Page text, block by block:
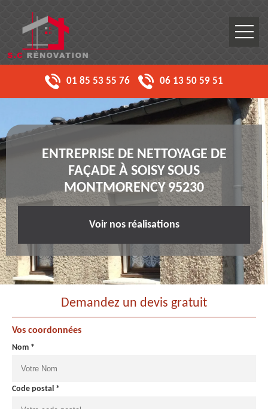
01 85 53 55 76 06 13 50 59 51
ENTREPRISE DE NETTOYAGE DE
FAÇADE À SOISY SOUS
MONTMORENCY 95230
Voir nos réalisations
Demandez un devis gratuit
Vos coordonnées
Nom *
Code postal *